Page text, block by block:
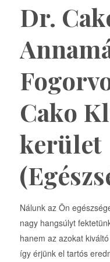
Dr.
Cako
kerület
Nálunk az Ön
nagy hangsúlyt
hanem az azokat
így érjünk el tartós